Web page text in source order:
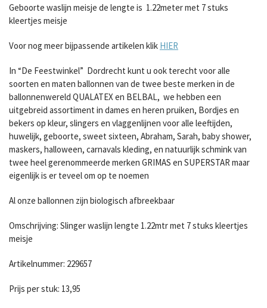
Geboorte waslijn meisje de lengte is 1.22meter met 7 stuks
kleertjes meisje
Voor nog meer bijpassende artikelen klik HIER
In “De Feestwinkel” Dordrecht kunt u ook terecht voor alle
soorten en maten ballonnen van de twee beste merken in de
ballonnenwereld QUALATEX en BELBAL, we hebben een
uitgebreid assortiment in dames en heren pruiken, Bordjes en
bekers op kleur, slingers en vlaggenlijnen voor alle leeftijden,
huwelijk, geboorte, sweet sixteen, Abraham, Sarah, baby shower,
maskers, halloween, carnavals kleding, en natuurlijk schmink van
twee heel gerenommeerde merken GRIMAS en SUPERSTAR maar
eigenlijk is er teveel om op te noemen
Al onze ballonnen zijn biologisch afbreekbaar
Omschrijving: Slinger waslijn lengte 1.22mtr met 7 stuks kleertjes
meisje
Artikelnummer: 229657
Prijs per stuk: 13,95